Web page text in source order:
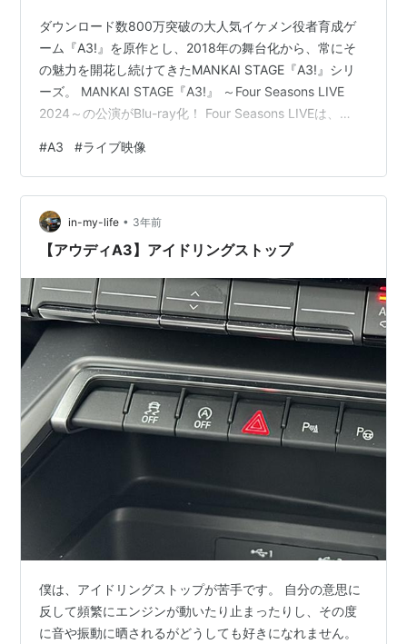
ダウンロード数800万突破の大人気イケメン役者育成ゲ
ーム『A3!』を原作とし、2018年の舞台化から、常にそ
の魅力を開花し続けてきたMANKAI STAGE『A3!』シリ
ーズ。 MANKAI STAGE『A3!』 ～Four Seasons LIVE
2024～の公演がBlu-ray化！ Four Seasons LIVEは、
楽曲をライブ形式でお届けするとともに、ライブ内では
組を跨いだ劇団員でミックス公演を上演！ 発売日 ：
2025年07月23日 購入はこちらから MANKAI
STAGE『A3!』～Four Seasons LIVE …
#A3 #ライブ映像
in-my-life • 3年前
【アウディA3】アイドリングストップ
僕は、アイドリングストップが苦手です。 自分の意思に
反して頻繁にエンジンが動いたり止まったりし、その度
に音や振動に晒されるがどうしても好きになれません。